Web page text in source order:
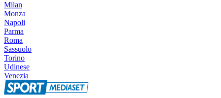
Milan
Monza
Napoli
Parma
Roma
Sassuolo
Torino
Udinese
Venezia